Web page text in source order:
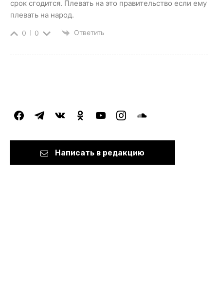
срок сгодится. Плевать на это правительство если ему
плевать на народ.
0 0 Ответить
facebooktelegramvkontakteodnoklassniki
youtubeinstagramsoundcloud
Написать в редакцию